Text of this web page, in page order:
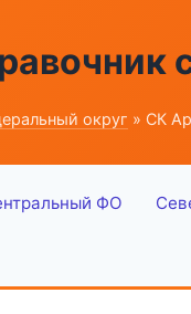
округ » СК
ФО